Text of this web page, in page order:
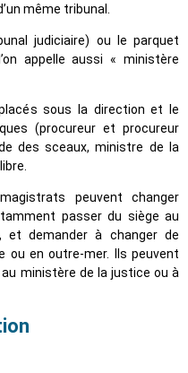
même tribunal.
judiciaire) ou le parquet
appelle aussi « ministère
sous la direction et le
(procureur et procureur
des sceaux, ministre de la
peuvent changer
passer du siège au
et demander à changer de
ou en outre-mer. Ils peuvent
ministère de la justice ou à